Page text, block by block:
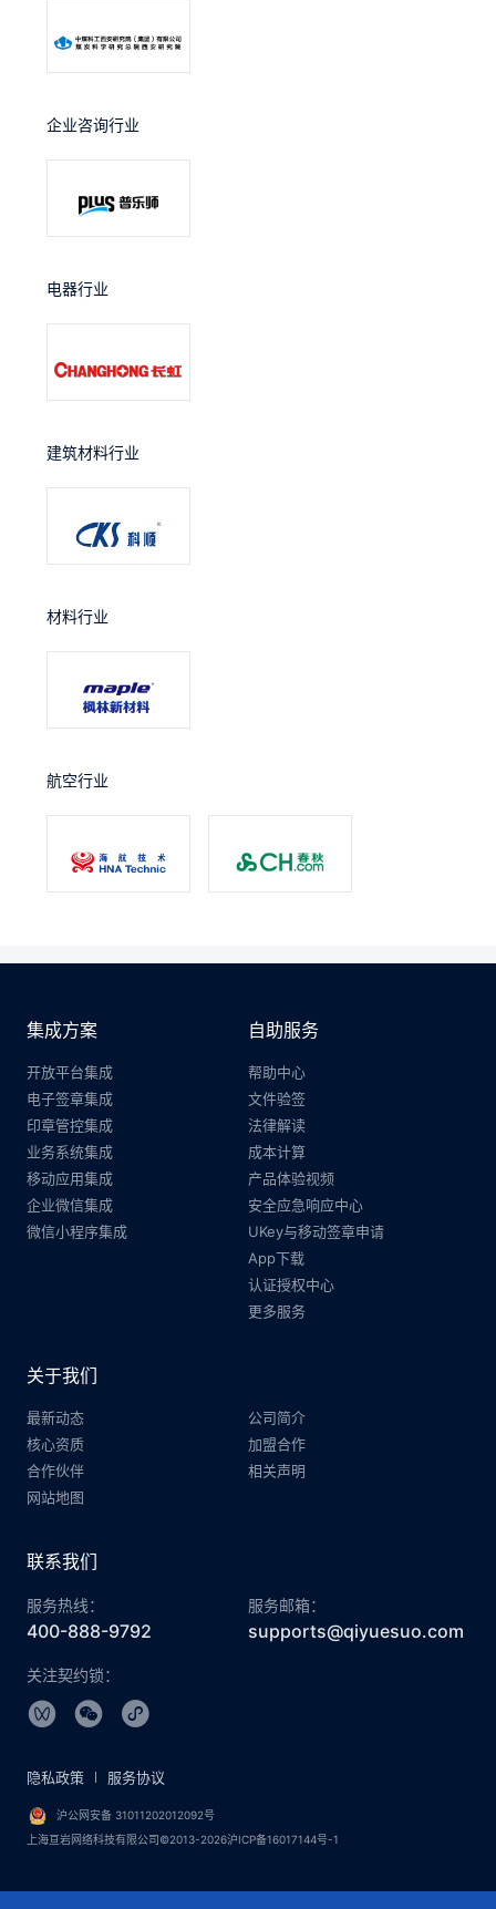
企业咨询行业
电器行业
建筑材料行业
材料行业
航空行业
集成方案
开放平台集成
电子签章集成
印章管控集成
业务系统集成
移动应用集成
企业微信集成
微信小程序集成
自助服务
帮助中心
文件验签
法律解读
成本计算
产品体验视频
安全应急响应中心
UKey与移动签章申请
App下载
认证授权中心
更多服务
关于我们
最新动态
公司简介
核心资质
加盟合作
合作伙伴
相关声明
网站地图
联系我们
服务热线：
400-888-9792
服务邮箱：
supports@qiyuesuo.com
关注契约锁：
沪公网安备 31011202012092号
上海亘岩网络科技有限公司©2013-2026沪ICP备16017144号-1
隐私政策 服务协议